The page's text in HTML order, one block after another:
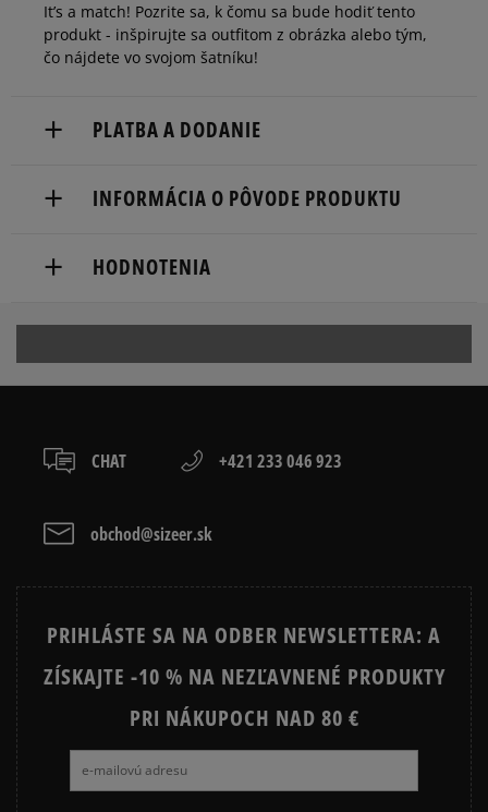
It’s a match! Pozrite sa, k čomu sa bude hodiť tento
produkt - inšpirujte sa outfitom z obrázka alebo tým,
čo nájdete vo svojom šatníku!
PLATBA A DODANIE
Dostupné spôsoby doručenia:
slovenská pošta - na adresu,
osobné prevzatie v predajni.
kartou,
INFORMÁCIA O PÔVODE PRODUKTU
Danzigerkade 9A
HODNOTENIA
3počet recenzií
zo všetkých čias
3
Ako zhromažďujeme recenzie?
Recenzie zákazníkov
CHAT +421 233 046 923
obchod@sizeer.sk
PRIHLÁSTE SA NA ODBER NEWSLETTERA: A
ZÍSKAJTE -10 % NA NEZĽAVNENÉ PRODUKTY
PRI NÁKUPOCH NAD 80 €